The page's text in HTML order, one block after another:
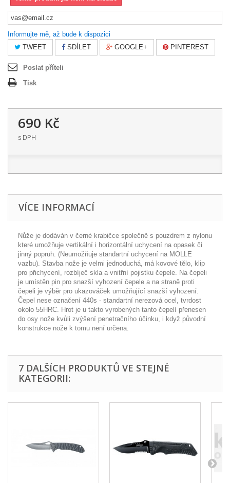
Informujte mě, až bude k dispozici
TWEET
SDÍLET GOOGLE+ PINTEREST
Poslat příteli
Tisk
690 Kč
s DPH
VÍCE INFORMACÍ
Nůže je dodáván v černé krabičce společně s pouzdrem z nylonu
které umožňuje vertikální i horizontální uchycení na opasek či
jinný popruh. (Neumožňuje standartní uchycení na MOLLE
vazbu). Stavba nože je velmi jednoduchá, má kovové tělo, klip
pro přichycení, rozbíječ skla a vnitřní pojistku čepele. Na čepeli
je umístěn pin pro snazší vyhození čepele a na straně proti
čepeli je výběr pro ukazováček umožňující snazší vyhození.
Čepel nese označení 440s - standartní nerezová ocel, tvrdost
okolo 55HRC. Hrot je u takto vyrobených tanto čepelí přenesen
do osy nože kvůli zvýšení penetračního účinku, i když původní
konstrukce nože k tomu není určena.
7 DALŠÍCH PRODUKTŮ VE STEJNÉ
KATEGORII: